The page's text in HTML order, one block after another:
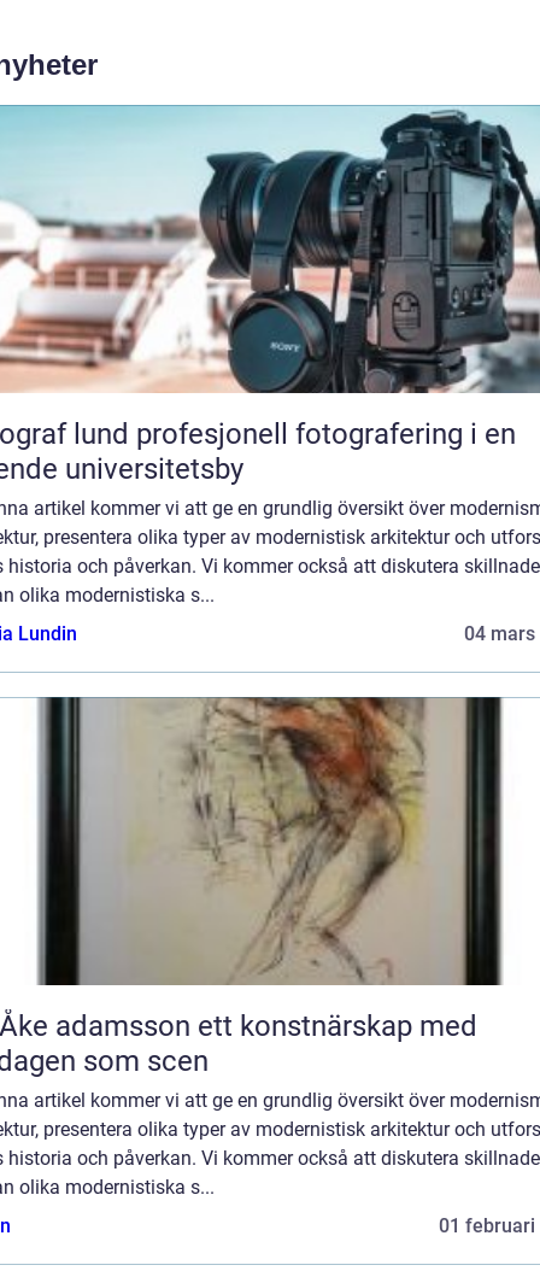
profesjonell fotografering i en
universitetsby
artikel kommer vi att ge en grundlig översikt över
presentera olika typer av modernistisk arkitektur och
historia och påverkan. Vi kommer också att diskutera
olika modernistiska s...
Lundin
04 mars
ett konstnärskap med
som scen
artikel kommer vi att ge en grundlig översikt över
presentera olika typer av modernistisk arkitektur och
historia och påverkan. Vi kommer också att diskutera
olika modernistiska s...
01 februari